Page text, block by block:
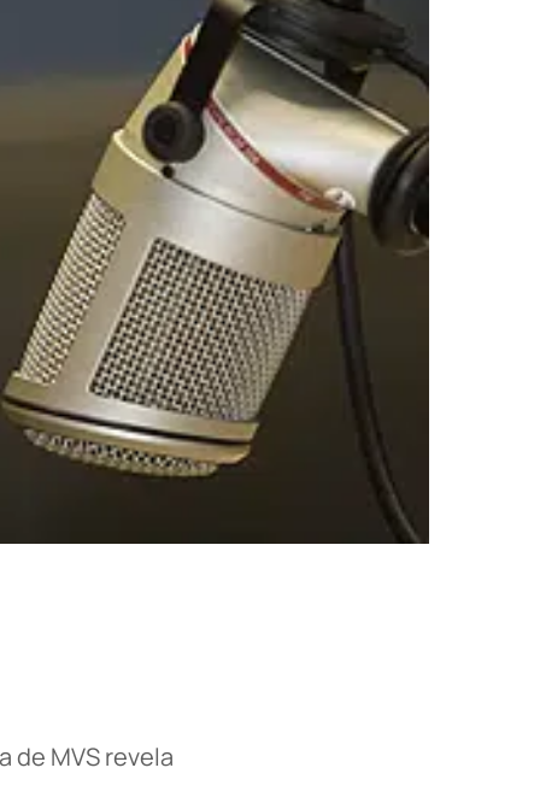
de MVS revela